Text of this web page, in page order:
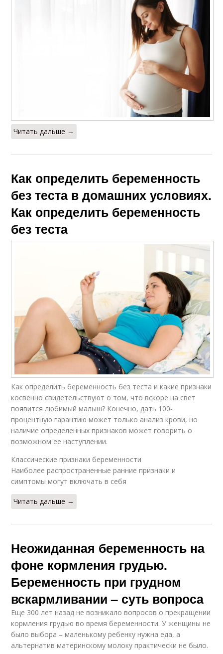
Читать дальше →
Как определить беременность
без теста в домашних условиях.
Как определить беременность
без теста
Как определить беременность без теста и какие признаки
косвенно свидетельствуют о том, что вскоре на свет
появится любимый малыш? Конечно, дать 100-
процентную гарантию может только анализ крови, но
наличие определенных признаков может говорить о
возможном ее наступлении.
Классические признаки беременности
Наиболее распространенные ранние признаки и
симптомы могут включать в себя
Читать дальше →
Неожиданная беременность на
фоне кормления грудью.
Беременность при грудном
вскармливании – суть вопроса
Еще 300 лет назад не возникало вопросов о прекращении
кормления грудью во время беременности. У женщины не
было выбора – маленькому ребенку нужна еда, а
альтернатив материнскому молоку практически не было.